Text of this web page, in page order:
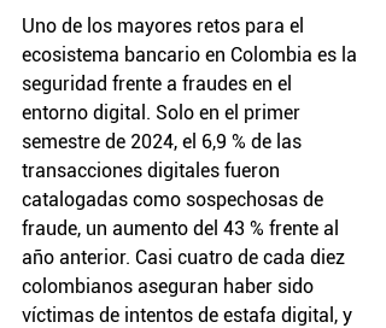
Uno de los mayores retos para el
ecosistema bancario en Colombia es la
seguridad frente a fraudes en el
entorno digital. Solo en el primer
semestre de 2024, el 6,9 % de las
transacciones digitales fueron
catalogadas como sospechosas de
fraude, un aumento del 43 % frente al
año anterior. Casi cuatro de cada diez
colombianos aseguran haber sido
víctimas de intentos de estafa digital, y